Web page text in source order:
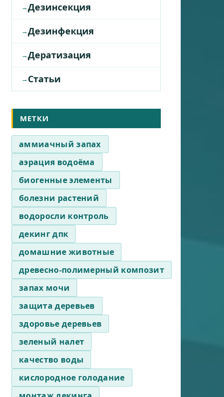
Дезинсекция
Дезинфекция
Дератизация
Статьи
МЕТКИ
аммиачный запах
аэрация водоёма
биогенные элементы
болезни растений
водоросли контроль
декинг дпк
домашние животные
древесно-полимерный композит
запах мочи
защита деревьев
здоровье деревьев
зеленый налет
качество воды
кислородное голодание